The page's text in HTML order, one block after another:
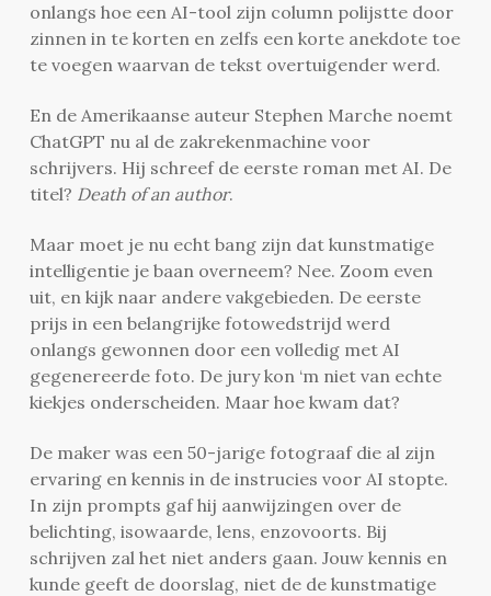
onlangs hoe een AI-tool zijn column polijstte door
zinnen in te korten en zelfs een korte anekdote toe
te voegen waarvan de tekst overtuigender werd.
En de Amerikaanse auteur Stephen Marche noemt
ChatGPT nu al de zakrekenmachine voor
schrijvers. Hij schreef de eerste roman met AI. De
titel? Death of an author.
Maar moet je nu echt bang zijn dat kunstmatige
intelligentie je baan overneem? Nee. Zoom even
uit, en kijk naar andere vakgebieden. De eerste
prijs in een belangrijke fotowedstrijd werd
onlangs gewonnen door een volledig met AI
gegenereerde foto. De jury kon ‘m niet van echte
kiekjes onderscheiden. Maar hoe kwam dat?
De maker was een 50-jarige fotograaf die al zijn
ervaring en kennis in de instrucies voor AI stopte.
In zijn prompts gaf hij aanwijzingen over de
belichting, isowaarde, lens, enzovoorts. Bij
schrijven zal het niet anders gaan. Jouw kennis en
kunde geeft de doorslag, niet de de kunstmatige